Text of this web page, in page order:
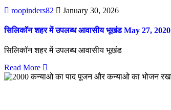
roopinders82 January 30, 2026
सिलिकॉन शहर में उपलब्ध आवासीय भूखंड May 27, 2020
सिलिकॉन शहर में उपलब्ध आवासीय भूखंड
Read More